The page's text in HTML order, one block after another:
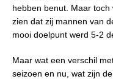
hebben benut. Maar
zien dat zij mannen van
mooi doelpunt werd 5-2
Maar wat een verschil
seizoen en nu, wat zijn